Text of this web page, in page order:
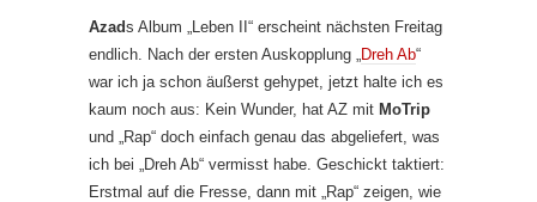
Azads Album „Leben II“ erscheint nächsten Freitag
endlich. Nach der ersten Auskopplung „ Dreh Ab“
war ich ja schon äußerst gehypet, jetzt halte ich es
kaum noch aus: Kein Wunder, hat AZ mit MoTrip
und „Rap“ doch einfach genau das abgeliefert, was
ich bei „Dreh Ab“ vermisst habe. Geschickt taktiert:
Erstmal auf die Fresse, dann mit „Rap“ zeigen, wie